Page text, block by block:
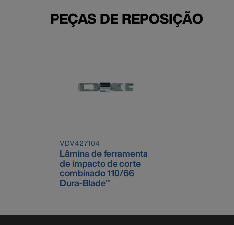
PEÇAS DE REPOSIÇÃO
VDV427104
Lâmina de ferramenta
de impacto de corte
combinado 110/66
Dura-Blade™